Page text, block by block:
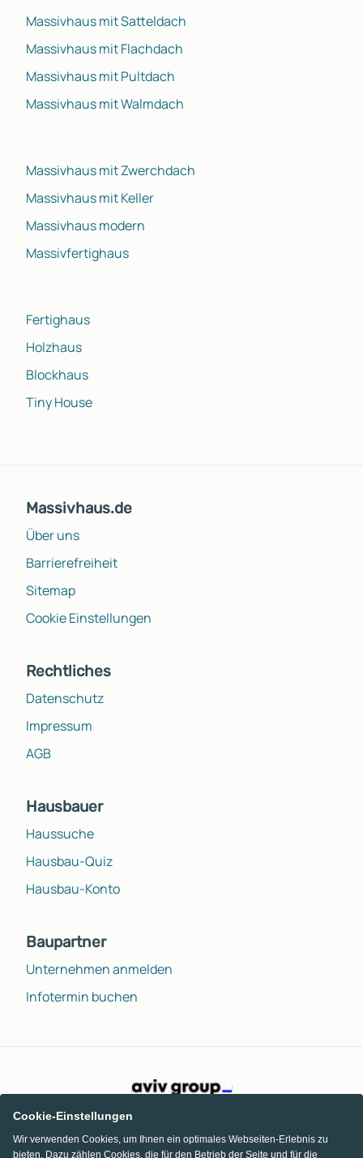
Massivhaus mit Satteldach
Massivhaus mit Flachdach
Massivhaus mit Pultdach
Massivhaus mit Walmdach
Massivhaus mit Zwerchdach
Massivhaus mit Keller
Massivhaus modern
Massivfertighaus
Fertighaus
Holzhaus
Blockhaus
Tiny House
Massivhaus.de
Über uns
Barrierefreiheit
Sitemap
Cookie Einstellungen
Rechtliches
Datenschutz
Impressum
AGB
Hausbauer
Haussuche
Hausbau-Quiz
Hausbau-Konto
Baupartner
Unternehmen anmelden
Infotermin buchen
Cookie-Einstellungen
Wir verwenden Cookies, um Ihnen ein optimales Webseiten-Erlebnis zu
bieten. Dazu zählen Cookies, die für den Betrieb der Seite und für die